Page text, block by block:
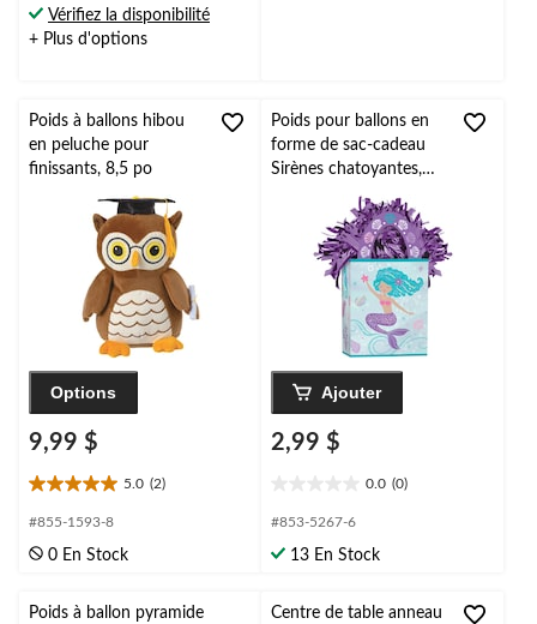
6
évaluations
Vérifiez la disponibilité
+ Plus d'options
Poids à ballons hibou
en peluche pour
finissants, 8,5 po
Options
9,99 $
5.0 (2)
5.0
étoile(s)
5.
évaluations
#855-1593-8
0 En Stock
Poids pour ballons en
forme de sac-cadeau
Sirènes chatoyantes,
mauve/bleu, 5,5 po,
pour fête d'anniversaire
Ajouter
2,99 $
0.0 (0)
étoile(s)
5.
#853-5267-6
13 En Stock
Poids à ballon pyramide Centre de table anneau